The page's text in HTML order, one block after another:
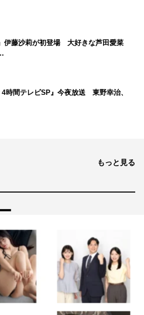
伊藤沙莉が初登場 大好きな芦田愛菜
4時間テレビSP』今夜放送 東野幸治、
もっと見る